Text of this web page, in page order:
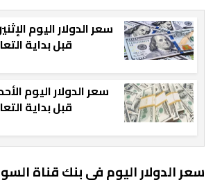
قبل بداية
قبل بداية
سعر الدولار اليوم في بنك قناة